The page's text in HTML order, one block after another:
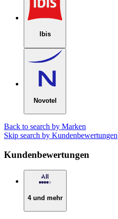
Ibis
Novotel
Back to search by Marken
Skip search by Kundenbewertungen
Kundenbewertungen
4 und mehr